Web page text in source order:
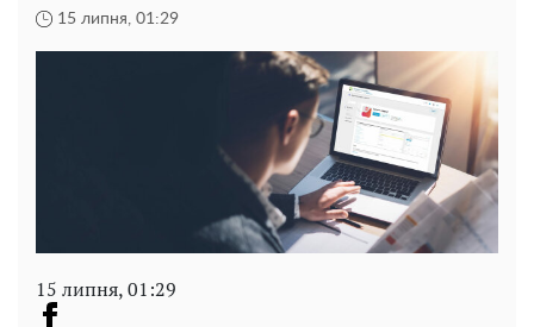
15 липня, 01:29
15 липня, 01:29